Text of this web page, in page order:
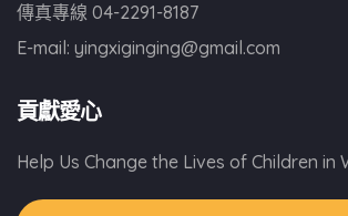
傳真專線 04-2291-8187
E-mail: yingxiginging@gmail.com
貢獻愛心
Help Us Change the Lives of Children in